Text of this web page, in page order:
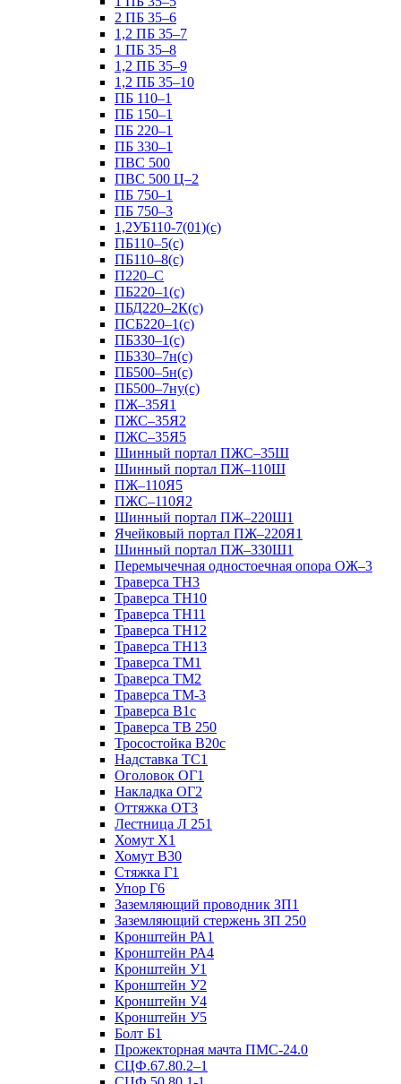
2 ПБ 35–6
1,2 ПБ 35–7
1 ПБ 35–8
1,2 ПБ 35–9
1,2 ПБ 35–10
ПБ 110–1
ПБ 150–1
ПБ 220–1
ПБ 330–1
ПВС 500
ПВС 500 Ц–2
ПБ 750–1
ПБ 750–3
1,2УБ110-7(01)(с)
ПБ110–5(с)
ПБ110–8(с)
П220–С
ПБ220–1(с)
ПБД220–2К(с)
ПСБ220–1(с)
ПБ330–1(с)
ПБ330–7н(с)
ПБ500–5н(с)
ПБ500–7ну(с)
ПЖ–35Я1
ПЖС–35Я2
ПЖС–35Я5
Шинный портал ПЖС–35Ш
Шинный портал ПЖ–110Ш
ПЖ–110Я5
ПЖС–110Я2
Шинный портал ПЖ–220Ш1
Ячейковый портал ПЖ–220Я1
Шинный портал ПЖ–330Ш1
Перемычечная одностоечная опора ОЖ–3
Траверса ТН3
Траверса ТН10
Траверса ТН11
Траверса ТН12
Траверса ТН13
Траверса ТМ1
Траверса ТМ2
Траверса ТМ-3
Траверса В1с
Траверса ТВ 250
Тросостойка В20с
Надставка ТС1
Оголовок ОГ1
Накладка ОГ2
Оттяжка ОТ3
Лестница Л 251
Хомут Х1
Хомут В30
Стяжка Г1
Упор Г6
Заземляющий проводник ЗП1
Заземляющий стержень ЗП 250
Кронштейн РА1
Кронштейн РА4
Кронштейн У1
Кронштейн У2
Кронштейн У4
Кронштейн У5
Болт Б1
Прожекторная мачта ПМС-24.0
СЦФ.67.80.2–1